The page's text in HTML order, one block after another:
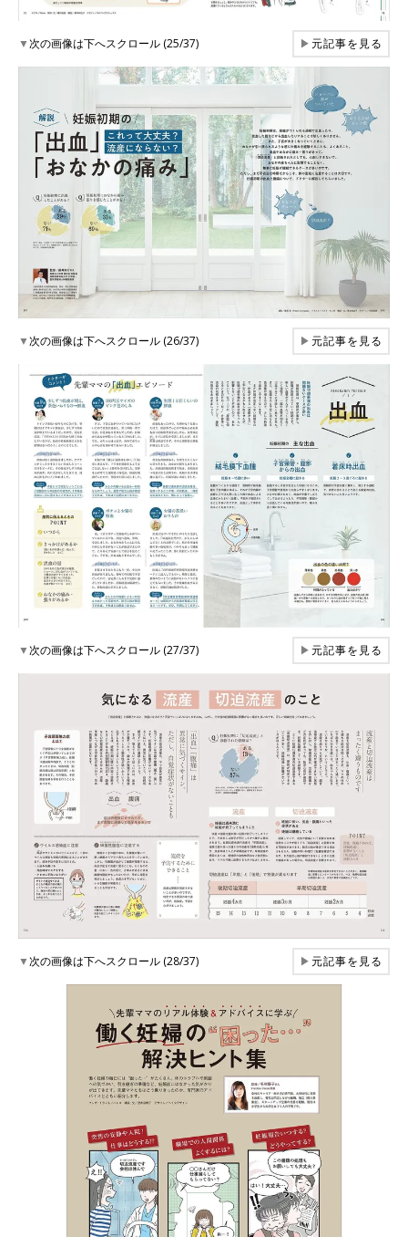
▼次の画像は下へスクロール (25/37) ▶元記事を見る
▼次の画像は下へスクロール (26/37) ▶元記事を見る
▼次の画像は下へスクロール (27/37) ▶元記事を見る
▼次の画像は下へスクロール (28/37) ▶元記事を見る